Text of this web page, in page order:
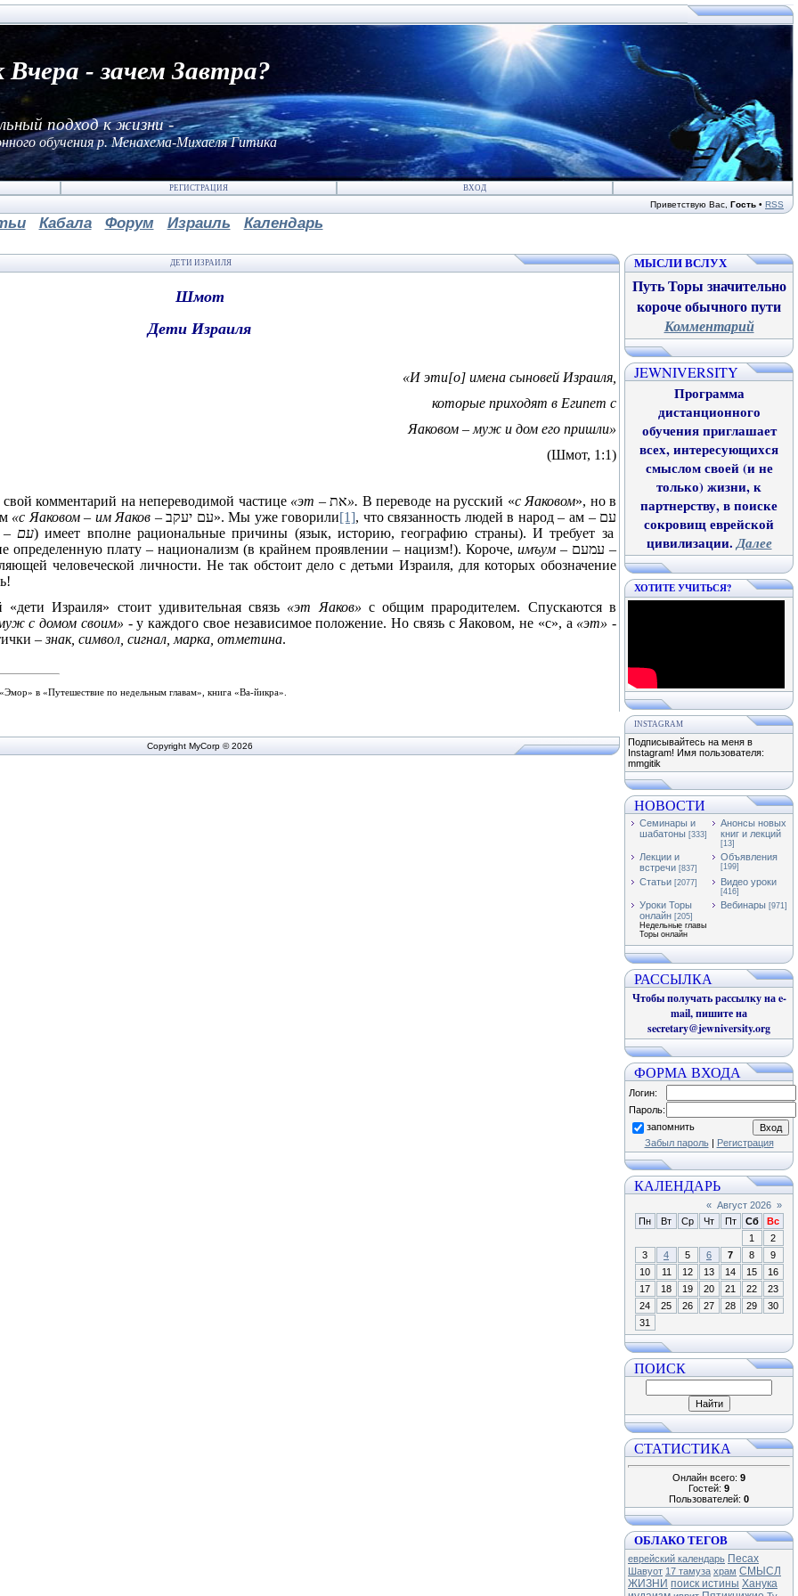
Вчера - зачем Завтра?
подход к жизни -
обучения р. Менахема-Михаеля Гитика
РЕГИСТРАЦИЯ ВХОД
Приветствую Вас Гость • RSS
Кабала Форум Израиль Календарь
ДЕТИ ИЗРАИЛЯ
Шмот
Дети Израиля
«И эти[о] имена сыновей Израиля,
которые приходят в Египет с
Яаковом – муж и дом его пришли»
(Шмот, 1:1)
комментарий на непереводимой частице «эт – את». В переводе на русский «с Яаковом», но в
«с Яаковом – им Яаков –עם יעקב». Мы уже говорили[1], что связанность людей в народ – ам – עם
עם) имеет вполне рациональные причины (язык, историю, географию страны). И требует за
определенную плату – национализм (в крайнем проявлении – нацизм!). Короче, имъум – עמעם –
человеческой личности. Не так обстоит дело с детьми Израиля, для которых обозначение
Израиля» стоит удивительная связь «эт Яаков» с общим прародителем. Спускаются в
с домом своим» - у каждого свое независимое положение. Но связь с Яаковом, не «с», а «эт» -
–знак, символ, сигнал, марка, отметина.
в «Путешествие по недельным главам», книга «Ва-йикра».
Copyright MyCorp © 2026
МЫСЛИ ВСЛУХ
Путь Торы значительно
короче обычного пути
Комментарий
JEWNIVERSITY
Программа
дистанционного
обучения приглашает
всех, интересующихся
смыслом своей (и не
только) жизни, к
партнерству, в поиске
сокровищ еврейской
цивилизации.Далее
ХОТИТЕ УЧИТЬСЯ?
INSTAGRAM
Подписывайтесь на меня в
Instagram! Имя пользователя:
mmgitik
НОВОСТИ
Семинары и
шабатоны [333]
Анонсы новых
книг и лекций
[13]
Лекции и
встречи [837]
Объявления
[199]
Статьи [2077] Видео уроки
[416]
Уроки Торы
онлайн [205]
Недельные главы
Торы онлайн
Вебинары [971]
РАССЫЛКА
Чтобы получать рассылку на e-
mail, пишите на
secretary@jewniversity.org
ФОРМА ВХОДА
Логин:
Пароль:
запомнить
Забыл пароль| Регистрация
КАЛЕНДАРЬ
« Август 2026 »
Пн
Вт Ср Чт Пт Сб
Вс
1
2
3
4 5 6 7 8
9
10
11 12 13 14 15
16
17
18 19 20 21 22
23
24
25 26 27 28 29
30
31
ПОИСК
СТАТИСТИКА
Онлайн всего: 9
Гостей: 9
Пользователей: 0
ОБЛАКО ТЕГОВ
еврейский календарь Песах
Шавуот 17 тамуза храм СМЫСЛ
ЖИЗНИ поиск истины Ханука